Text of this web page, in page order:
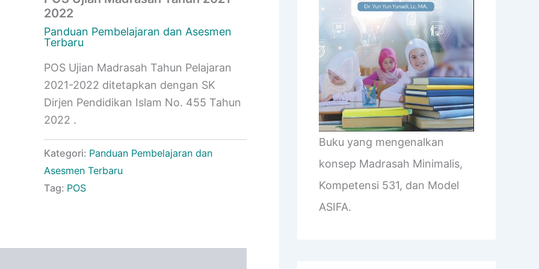
2022
Panduan Pembelajaran dan Asesmen
Terbaru
POS Ujian Madrasah Tahun Pelajaran
2021-2022 ditetapkan dengan SK
Dirjen Pendidikan Islam No. 455 Tahun
2022 .
Kategori: Panduan Pembelajaran dan
Asesmen Terbaru
Tag: POS
Buku yang mengenalkan
konsep Madrasah Minimalis,
Kompetensi 531, dan Model
ASIFA.